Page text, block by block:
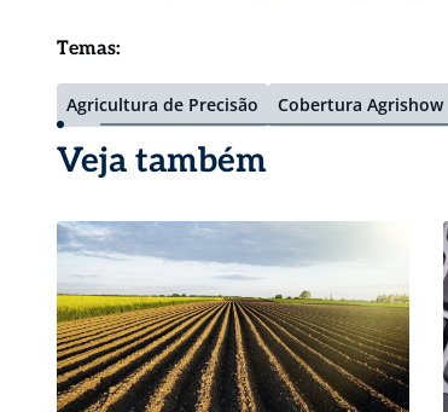
Temas:
Agricultura de Precisão Cobertura Agrishow
Veja também